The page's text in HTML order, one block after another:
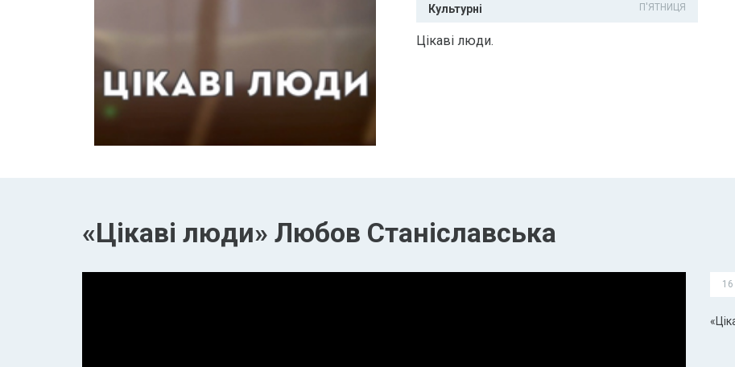
Культурні П'ЯТНИЦЯ
Цікаві люди.
«Цікаві люди» Любов Станіславська